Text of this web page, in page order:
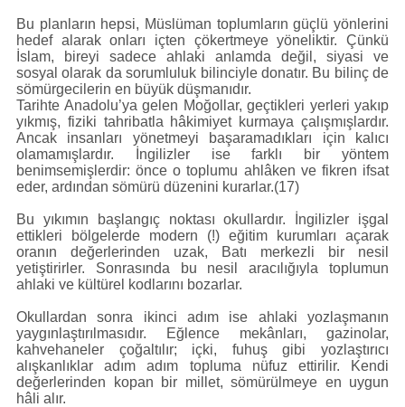
Bu planların hepsi, Müslüman toplumların güçlü yönlerini
hedef alarak onları içten çökertmeye yöneliktir. Çünkü
İslam, bireyi sadece ahlaki anlamda değil, siyasi ve
sosyal olarak da sorumluluk bilinciyle donatır. Bu bilinç de
sömürgecilerin en büyük düşmanıdır.
Tarihte Anadolu’ya gelen Moğollar, geçtikleri yerleri yakıp
yıkmış, fiziki tahribatla hâkimiyet kurmaya çalışmışlardır.
Ancak insanları yönetmeyi başaramadıkları için kalıcı
olamamışlardır. İngilizler ise farklı bir yöntem
benimsemişlerdir: önce o toplumu ahlâken ve fikren ifsat
eder, ardından sömürü düzenini kurarlar.(17)
Bu yıkımın başlangıç noktası okullardır. İngilizler işgal
ettikleri bölgelerde modern (!) eğitim kurumları açarak
oranın değerlerinden uzak, Batı merkezli bir nesil
yetiştirirler. Sonrasında bu nesil aracılığıyla toplumun
ahlaki ve kültürel kodlarını bozarlar.
Okullardan sonra ikinci adım ise ahlaki yozlaşmanın
yaygınlaştırılmasıdır. Eğlence mekânları, gazinolar,
kahvehaneler çoğaltılır; içki, fuhuş gibi yozlaştırıcı
alışkanlıklar adım adım topluma nüfuz ettirilir. Kendi
değerlerinden kopan bir millet, sömürülmeye en uygun
hâli alır.